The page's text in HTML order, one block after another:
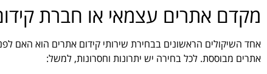
מקדם אתרים עצמאי או חברת
אחד השיקולים הראשונים בבחירת שירותי קידום אתרים הוא האם
אתרים מבוססת. לכל בחירה יש יתרונות וחסרונות, למשל: